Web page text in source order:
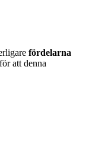
fördelarna
att denna